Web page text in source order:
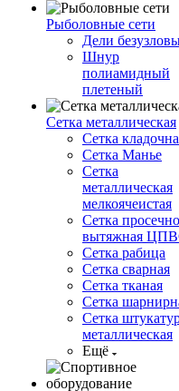
Рыболовные сети
Дели
Шнур
полиамидный
плетеный
Сетка металлическая
Сетка
Сетка Манье
Сетка
металлическая
мелкоячеистая
Сетка
вытяжная
Сетка рабица
Сетка сварная
Сетка тканая
Сетка
Сетка
металлическая
Ещё